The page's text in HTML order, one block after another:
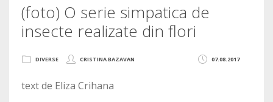
(foto) O serie simpatica de
insecte realizate din flori
07.08.2017
DIVERSE CRISTINA BAZAVAN
text de Eliza Crihana